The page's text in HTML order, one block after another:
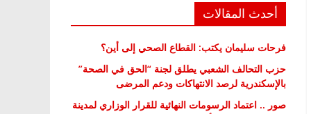
أحدث المقالات
فرحات سليمان يكتب: القطاع الصحي إلى أين؟
حزب التحالف الشعبي يطلق لجنة “الحق في الصحة”
بالإسكندرية لرصد الانتهاكات ودعم المرضى
صور .. اعتماد الرسومات النهائية للقرار الوزاري لمدينة